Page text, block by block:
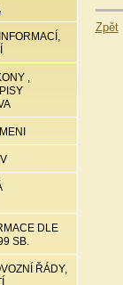
,
DLE
SB.
ŘÁDY,
Zpět